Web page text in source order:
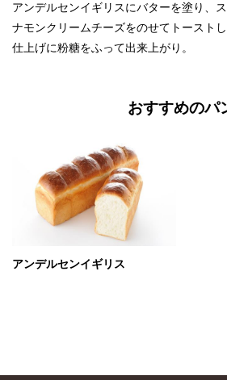
アンデルセンイギリスにバターを塗り、
ナモンクリームチーズをのせてトーストし
仕上げに粉糖をふって出来上がり。
おすすめのパ
アンデルセンイギリス